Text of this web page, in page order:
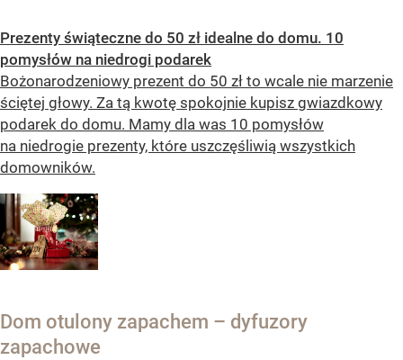
Prezenty świąteczne do 50 zł idealne do domu. 10
pomysłów na niedrogi podarek
Bożonarodzeniowy prezent do 50 zł to wcale nie marzenie
ściętej głowy. Za tą kwotę spokojnie kupisz gwiazdkowy
podarek do domu. Mamy dla was 10 pomysłów
na niedrogie prezenty, które uszczęśliwią wszystkich
domowników.
Dom otulony zapachem – dyfuzory
zapachowe